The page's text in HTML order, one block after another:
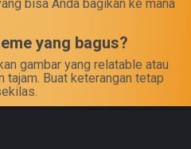
bisa Anda bagikan ke mana
yang bagus?
gambar yang relatable atau
tajam. Buat keterangan tetap